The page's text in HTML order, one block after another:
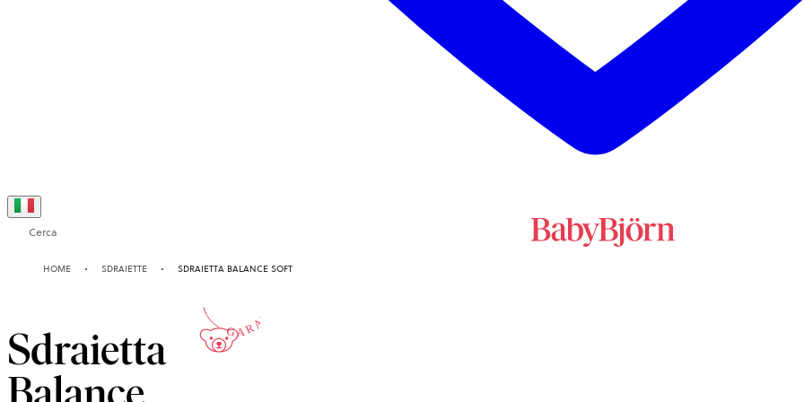
Cerca
HOME SDRAIETTE SDRAIETTA BALANCE SOFT
Sdraietta
10-ANNI
GARANZIA